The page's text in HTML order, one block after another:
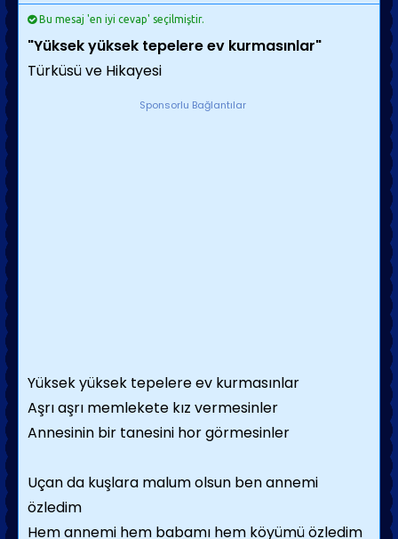
Bu mesaj 'en iyi cevap' seçilmiştir.
"Yüksek yüksek tepelere ev kurmasınlar"
Türküsü ve Hikayesi
Sponsorlu Bağlantılar
Yüksek yüksek tepelere ev kurmasınlar
Aşrı aşrı memlekete kız vermesinler
Annesinin bir tanesini hor görmesinler
Uçan da kuşlara malum olsun ben annemi
özledim
Hem annemi hem babamı hem köyümü özledim